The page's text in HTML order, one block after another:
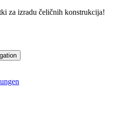
za izradu čeličnih konstrukcija!